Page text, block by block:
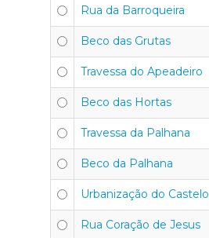
Rua da Barroqueira
Beco das Grutas
Travessa do Apeadeiro
Beco das Hortas
Travessa da Palhana
Beco da Palhana
Urbanização do Castelo
Rua Coração de Jesus